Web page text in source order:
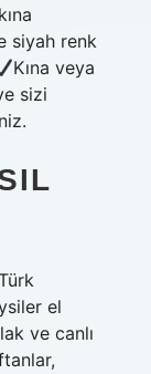
siyah renk
Kına veya
sizi
el
ve canlı